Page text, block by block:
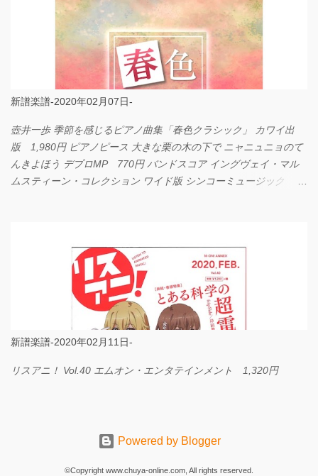
新譜楽譜-2020年02月07日-
壺井一歩 季節を感じるピアノ曲集「春色クラシック」 カワイ出
版 1,980円 ピアノピース 大きな栗の木の下で ニャニュニョのて
んきよほう デプロMP 770円 バンドスコア イングヴェイ・マル
ムスティーン・コレクション ワイド版 シンコーミュージック
新譜楽譜-2020年02月11日-
リスアニ！ Vol.40 エムオン・エンタテインメント 1,320円
Powered by Blogger
©Copyright www.chuya-online.com, All rights reserved.